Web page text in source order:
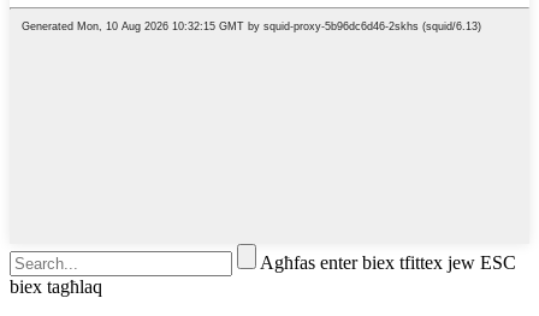
Agħfas enter biex tfittex jew ESC
biex tagħlaq